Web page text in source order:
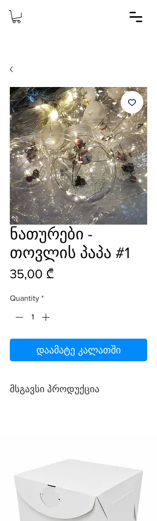
ნათურები -
თოვლის პაპა #1
35,00 ₾
Quantity *
დაამატე კალათში
მსგავსი პროდუქცია